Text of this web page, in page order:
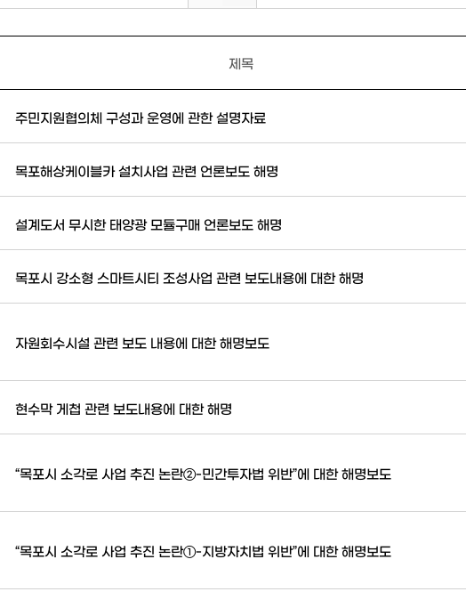
제목
주민지원협의체 구성과 운영에 관한 설명자료
목포해상케이블카 설치사업 관련 언론보도 해명
설계도서 무시한 태양광 모듈구매 언론보도 해명
목포시 강소형 스마트시티 조성사업 관련 보도내용에 대한 해명
자원회수시설 관련 보도 내용에 대한 해명보도
현수막 게첩 관련 보도내용에 대한 해명
“목포시 소각로 사업 추진 논란②-민간투자법 위반”에 대한 해명보도
“목포시 소각로 사업 추진 논란①-지방자치법 위반”에 대한 해명보도